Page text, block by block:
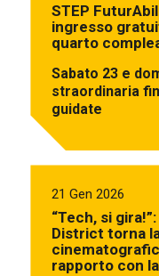
STEP
ingresso
quarto
Sabato 23 e
straordinaria
guidate
21 Gen 2026
“Tech, si
District torna
rapporto con